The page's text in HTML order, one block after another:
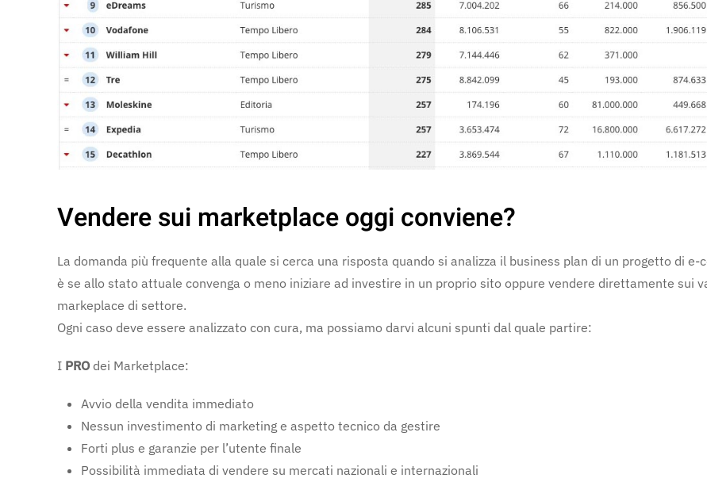
Vendere sui marketplace oggi conviene?
La domanda più frequente alla quale si cerca una risposta quando si analizza il business plan di un progetto di e-
è se allo stato attuale convenga o meno iniziare ad investire in un proprio sito oppure vendere direttamente sui
markeplace di settore.
Ogni caso deve essere analizzato con cura, ma possiamo darvi alcuni spunti dal quale partire:
I PRO dei Marketplace:
Avvio della vendita immediato
Nessun investimento di marketing e aspetto tecnico da gestire
Forti plus e garanzie per l’utente finale
Possibilità immediata di vendere su mercati nazionali e internazionali